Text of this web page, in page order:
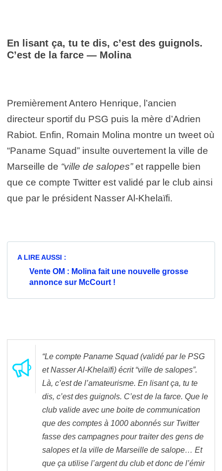
En lisant ça, tu te dis, c’est des guignols.
C’est de la farce — Molina
Premièrement Antero Henrique, l’ancien
directeur sportif du PSG puis la mère d’Adrien
Rabiot. Enfin, Romain Molina montre un tweet où
“Paname Squad” insulte ouvertement la ville de
Marseille de “ville de salopes”et rappelle bien
que ce compte Twitter est validé par le club ainsi
que par le président Nasser Al-Khelaïfi.
A LIRE AUSSI :
Vente OM : Molina fait une nouvelle grosse
annonce sur McCourt !
“Le compte Paname Squad (validé par le PSG
et Nasser Al-Khelaïfi) écrit “ville de salopes”.
Là, c’est de l’amateurisme. En lisant ça, tu te
dis, c’est des guignols. C’est de la farce. Que le
club valide avec une boite de communication
que des comptes à 1000 abonnés sur Twitter
fasse des campagnes pour traiter des gens de
salopes et la ville de Marseille de salope… Et
que ça utilise l’argent du club et donc de l’émir